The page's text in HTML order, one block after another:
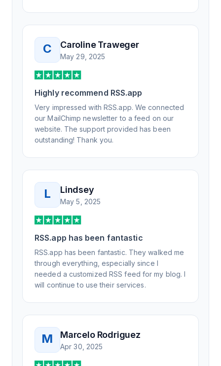
day, but I spoke to someone who was
knowledgeable, kind, and clearly wanted to
understand the issue. It has been a few
weeks, but after many revisions and direct
support, all of my release notes are in a way
that my users understand and find value in.
Honestly, it has been an exceptional
experience, and I will be pushing everyone I
know to RSS.app for their RSS needs.
C Caroline Traweger
May 29, 2025
Highly recommend RSS.app
Very impressed with RSS.app. We connected
our MailChimp newsletter to a feed on our
website. The support provided has been
outstanding! Thank you.
L Lindsey
May 5, 2025
RSS.app has been fantastic
RSS.app has been fantastic. They walked me
through everything, especially since I
needed a customized RSS feed for my blog. I
will continue to use their services.
M Marcelo Rodriguez
Apr 30, 2025